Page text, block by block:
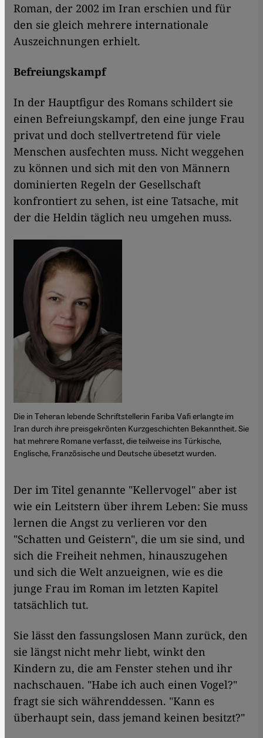
Roman, der 2002 im Iran erschien und für
den sie gleich mehrere internationale
Auszeichnungen erhielt.
Befreiungskampf
In der Hauptfigur des Romans schildert sie
einen Befreiungskampf, den eine junge Frau
privat und doch stellvertretend für viele
Menschen ausfechten muss. Nicht weggehen
zu können und sich mit den von Männern
dominierten Regeln der Gesellschaft
konfrontiert zu sehen, ist eine Tatsache, mit
der die Heldin täglich neu umgehen muss.
Die in Teheran lebende Schriftstellerin Fariba Vafi erlangte im
Iran durch ihre preisgekrönten Kurzgeschichten Bekanntheit. Sie
hat mehrere Romane verfasst, die teilweise ins Türkische,
Englische, Französische und Deutsche übesetzt wurden.
​​Der im Titel genannte "Kellervogel" aber ist
wie ein Leitstern über ihrem Leben: Sie muss
lernen die Angst zu verlieren vor den
"Schatten und Geistern", die um sie sind, und
sich die Freiheit nehmen, hinauszugehen
und sich die Welt anzueignen, wie es die
junge Frau im Roman im letzten Kapitel
tatsächlich tut.
Sie lässt den fassungslosen Mann zurück, den
sie längst nicht mehr liebt, winkt den
Kindern zu, die am Fenster stehen und ihr
nachschauen. "Habe ich auch einen Vogel?"
fragt sie sich währenddessen. "Kann es
überhaupt sein, dass jemand keinen besitzt?"